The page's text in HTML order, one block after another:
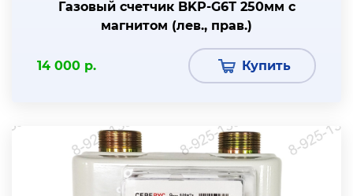
Газовый счетчик BKР-G6Т 250мм с
магнитом (лев., прав.)
14 000 р. Купить